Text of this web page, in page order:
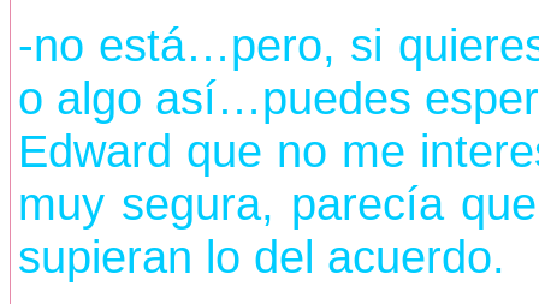
-no está…pero, si
o algo así…puedes
Edward que no me
muy segura, parecía
supieran lo del acuerdo.